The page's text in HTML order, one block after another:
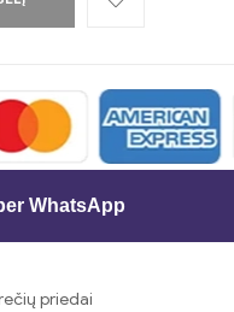
WhatsApp
priedai